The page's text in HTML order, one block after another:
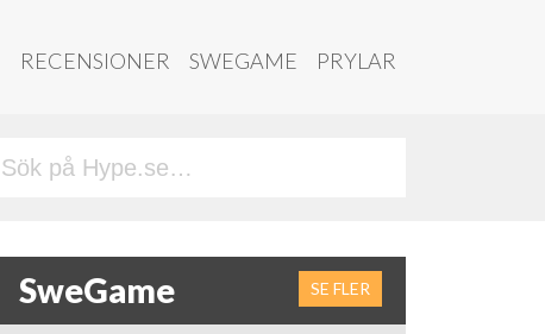
RECENSIONER SWEGAME PRYLAR
SweGame SE FLER